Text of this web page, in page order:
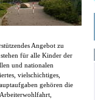
Angebot zu
für alle Kinder der
und nationalen
vielschichtiges,
gehören die